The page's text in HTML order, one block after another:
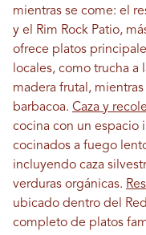
mientras se come: el
y el Rim Rock Patio,
ofrece platos
locales, como trucha a
madera frutal,
barbacoa. Caza y
cocina con un espacio
cocinados a fuego
incluyendo caza
verduras orgánicas.
ubicado dentro del
completo de platos